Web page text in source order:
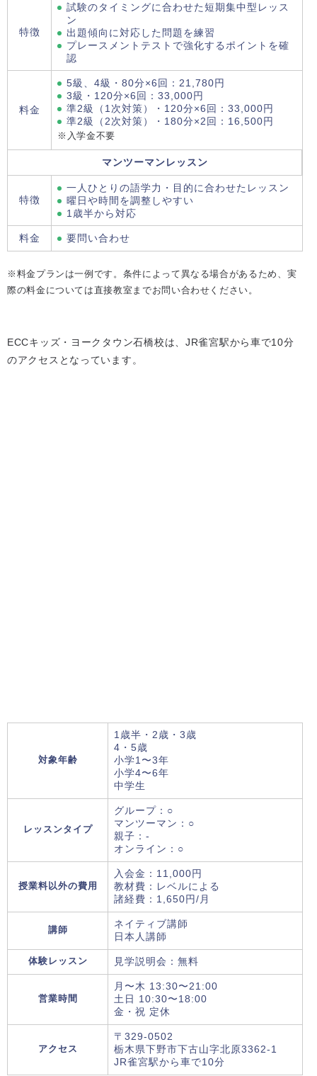
特徴
試験のタイミングに合わせた短期集中型レッス
ン
出題傾向に対応した問題を練習
プレースメントテストで強化するポイントを確
認
料金
5級、4級・80分×6回：21,780円
3級・120分×6回：33,000円
準2級（1次対策）・120分×6回：33,000円
準2級（2次対策）・180分×2回：16,500円
※入学金不要
マンツーマンレッスン
特徴
一人ひとりの語学力・目的に合わせたレッスン
曜日や時間を調整しやすい
1歳半から対応
料金 要問い合わせ
※料金プランは一例です。条件によって異なる場合があるため、実
際の料金については直接教室までお問い合わせください。
ECCキッズ・ヨークタウン石橋校は、JR雀宮駅から車で10分
のアクセスとなっています。
対象年齢
1歳半・2歳・3歳
4・5歳
小学1〜3年
小学4〜6年
中学生
レッスンタイプ
グループ：○
マンツーマン：○
親子：-
オンライン：○
授業料以外の費用
入会金：11,000円
教材費：レベルによる
諸経費：1,650円/月
講師
ネイティブ講師
日本人講師
体験レッスン 見学説明会：無料
営業時間
月〜木 13:30〜21:00
土日 10:30〜18:00
金・祝 定休
アクセス
〒329-0502
栃木県下野市下古山字北原3362-1
JR雀宮駅から車で10分